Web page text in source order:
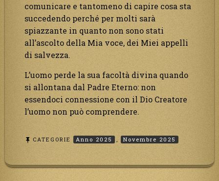
comunicare e tantomeno di capire cosa sta
succedendo perché per molti sarà
spiazzante in quanto non sono stati
all’ascolto della Mia voce, dei Miei appelli
di salvezza.
L’uomo perde la sua facoltà divina quando
si allontana dal Padre Eterno: non
essendoci connessione con il Dio Creatore
l’uomo non può comprendere.
CATEGORIE Anno 2025 , Novembre 2025